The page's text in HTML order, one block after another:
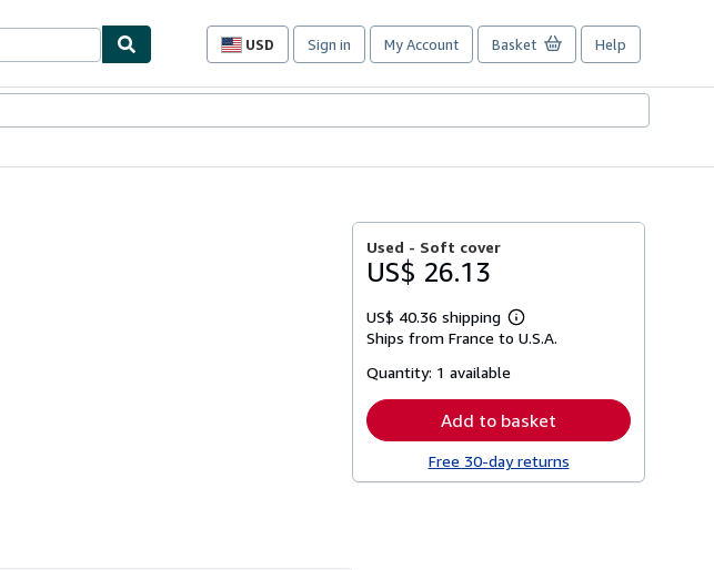
USD
Site
preferences
Sign in My Account Basket Help
Used - Soft cover
US$ 26.13
US$ 40.36 shipping
Learn
more
Ships from France to U.S.A.
Quantity: 1 available
Add to basket
Free 30-day returns